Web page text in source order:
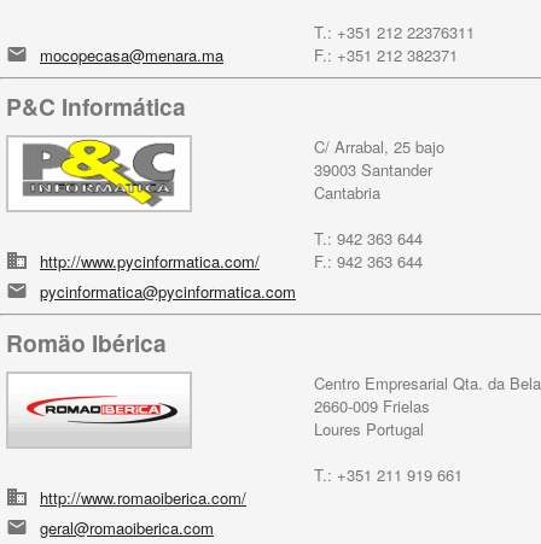
T.: +351 212 22376311
F.: +351 212 382371
mocopecasa@menara.ma
P&C Informática
C/ Arrabal, 25 bajo
39003 Santander
Cantabria
T.: 942 363 644
F.: 942 363 644
http://www.pycinformatica.com/
pycinformatica@pycinformatica.com
Romäo Ibérica
Centro Empresarial Qta. da
2660-009 Frielas
Loures Portugal
T.: +351 211 919 661
http://www.romaoiberica.com/
geral@romaoiberica.com